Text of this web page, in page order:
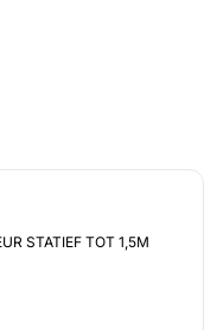
STATIEF TOT 1,5M